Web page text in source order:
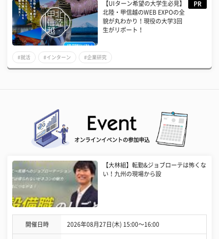
【UIターン希望の大学生必見】
北陸・甲信越のWEB EXPOの全
貌が丸わかり！現役の大学3回
生がリポート！
PR
#就活 #インターン #企業研究
オンラインイベントの参加申込
【大林組】転勤&ジョブローテは怖くな
い！九州の現場から設
開催日時 2026年08月27日(木) 15:00〜16:00